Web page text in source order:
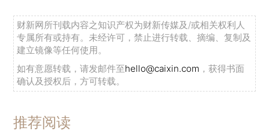
财新网所刊载内容之知识产权为财新传媒及/或相关权利人
专属所有或持有。未经许可，禁止进行转载、摘编、复制及
建立镜像等任何使用。
如有意愿转载，请发邮件至hello@caixin.com ，获得书面
确认及授权后，方可转载。
推荐阅读